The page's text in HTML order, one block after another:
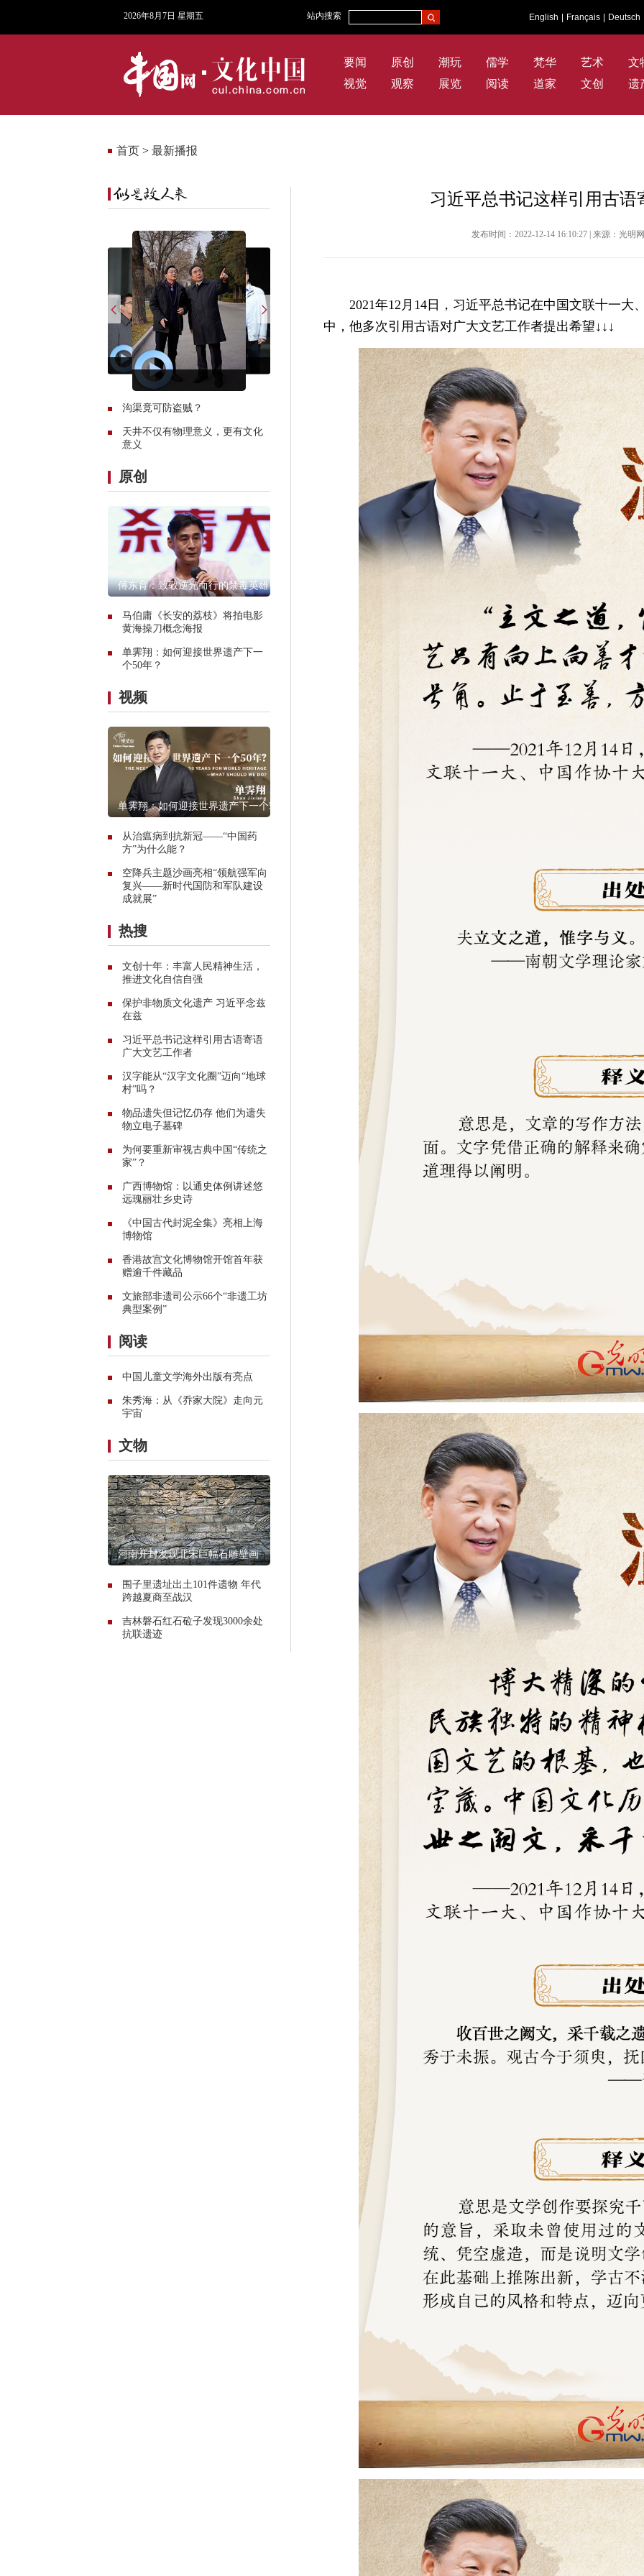
2026年8月7日 星期五 站内搜索 English Français Deutsch
要闻 原创 潮玩 儒学 梵华 艺术
文
视觉
观察 展览 阅读 道家 文创 遗
首页 > 最新播报
沟渠竟可防盗贼？
天井不仅有物理意义，更有文化
意义
原创
傅东育：致敬逆光而行的禁毒英雄
马伯庸《长安的荔枝》将拍电影
黄海操刀概念海报
单霁翔：如何迎接世界遗产下一
个50年？
视频
单霁翔：如何迎接世界遗产下一个50
从治瘟病到抗新冠——“中国药
方”为什么能？
空降兵主题沙画亮相“领航强军向
复兴——新时代国防和军队建设
成就展”
热搜
文创十年：丰富人民精神生活，
推进文化自信自强
保护非物质文化遗产 习近平念兹
在兹
习近平总书记这样引用古语寄语
广大文艺工作者
汉字能从“汉字文化圈”迈向“地球
村”吗？
物品遗失但记忆仍存 他们为遗失
物立电子墓碑
为何要重新审视古典中国“传统之
家”？
广西博物馆：以通史体例讲述悠
远瑰丽壮乡史诗
《中国古代封泥全集》亮相上海
博物馆
香港故宫文化博物馆开馆首年获
赠逾千件藏品
文旅部非遗司公示66个“非遗工坊
典型案例”
阅读
中国儿童文学海外出版有亮点
朱秀海：从《乔家大院》走向元
宇宙
文物
河南开封发现北宋巨幅石雕壁画
围子里遗址出土101件遗物 年代
跨越夏商至战汉
吉林磐石红石砬子发现3000余处
抗联遗迹
习近平总书记这样引用古
发布时间：2022-12-14 16:10:27 | 来源：光明
2021年12月14日，习近平总书记在中国文联十一
中，他多次引用古语对广大文艺工作者提出希望↓↓↓